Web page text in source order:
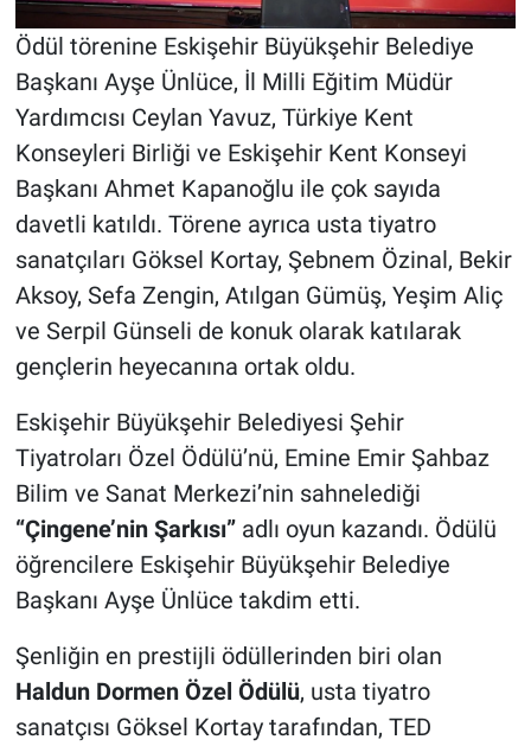
Ödül törenine Eskişehir Büyükşehir Belediye
Başkanı Ayşe Ünlüce, İl Milli Eğitim Müdür
Yardımcısı Ceylan Yavuz, Türkiye Kent
Konseyleri Birliği ve Eskişehir Kent Konseyi
Başkanı Ahmet Kapanoğlu ile çok sayıda
davetli katıldı. Törene ayrıca usta tiyatro
sanatçıları Göksel Kortay, Şebnem Özinal, Bekir
Aksoy, Sefa Zengin, Atılgan Gümüş, Yeşim Aliç
ve Serpil Günseli de konuk olarak katılarak
gençlerin heyecanına ortak oldu.
Eskişehir Büyükşehir Belediyesi Şehir
Tiyatroları Özel Ödülü’nü, Emine Emir Şahbaz
Bilim ve Sanat Merkezi’nin sahnelediği
“Çingene’nin Şarkısı”adlı oyun kazandı. Ödülü
öğrencilere Eskişehir Büyükşehir Belediye
Başkanı Ayşe Ünlüce takdim etti.
Şenliğin en prestijli ödüllerinden biri olan
Haldun Dormen Özel Ödülü, usta tiyatro
sanatçısı Göksel Kortay tarafından, TED